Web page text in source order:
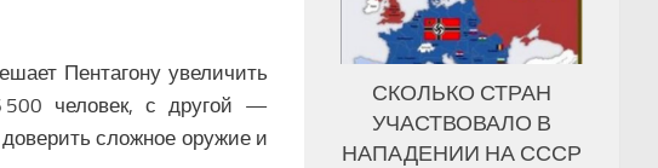
Пентагону увеличить
человек, с другой —
сложное оружие и
СКОЛЬКО СТРАН
УЧАСТВОВАЛО В
НАПАДЕНИИ НА СССР